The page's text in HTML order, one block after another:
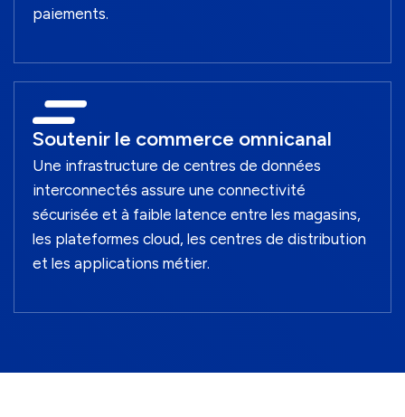
paiements.
Soutenir le commerce omnicanal
Une infrastructure de centres de données
interconnectés assure une connectivité
sécurisée et à faible latence entre les magasins,
les plateformes cloud, les centres de distribution
et les applications métier.